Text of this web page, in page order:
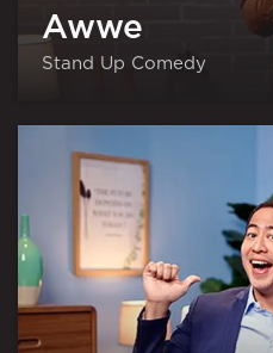
Awwe
Stand Up Comedy